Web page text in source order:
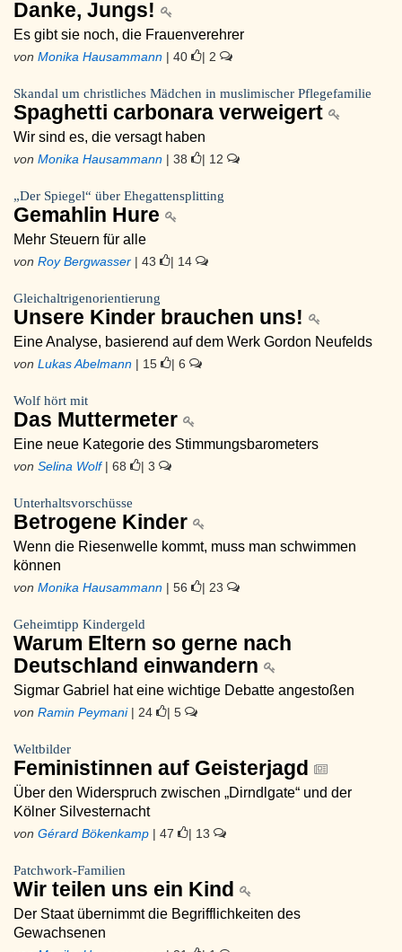
Danke, Jungs!
Es gibt sie noch, die Frauenverehrer
von Monika Hausammann | 40 | 2
Skandal um christliches Mädchen in muslimischer Pflegefamilie
Spaghetti carbonara verweigert
Wir sind es, die versagt haben
von Monika Hausammann | 38 | 12
„Der Spiegel“ über Ehegattensplitting
Gemahlin Hure
Mehr Steuern für alle
von Roy Bergwasser | 43 | 14
Gleichaltrigenorientierung
Unsere Kinder brauchen uns!
Eine Analyse, basierend auf dem Werk Gordon Neufelds
von Lukas Abelmann | 15 | 6
Wolf hört mit
Das Muttermeter
Eine neue Kategorie des Stimmungsbarometers
von Selina Wolf| 68 | 3
Unterhaltsvorschüsse
Betrogene Kinder
Wenn die Riesenwelle kommt, muss man schwimmen
können
von Monika Hausammann | 56 | 23
Geheimtipp Kindergeld
Warum Eltern so gerne nach
Deutschland einwandern
Sigmar Gabriel hat eine wichtige Debatte angestoßen
von Ramin Peymani| 24 | 5
Weltbilder
Feministinnen auf Geisterjagd
Über den Widerspruch zwischen „Dirndlgate“ und der
Kölner Silvesternacht
von Gérard Bökenkamp | 47 | 13
Patchwork-Familien
Wir teilen uns ein Kind
Der Staat übernimmt die Begrifflichkeiten des
Gewachsenen